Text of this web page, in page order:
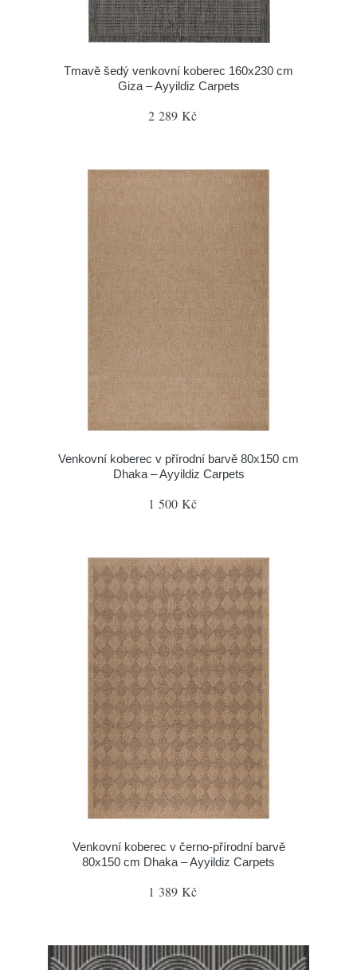
Tmavě šedý venkovní koberec 160x230 cm
Giza – Ayyildiz Carpets
2 289 Kč
Venkovní koberec v přírodní barvě 80x150 cm
Dhaka – Ayyildiz Carpets
1 500 Kč
Venkovní koberec v černo-přírodní barvě
80x150 cm Dhaka – Ayyildiz Carpets
1 389 Kč